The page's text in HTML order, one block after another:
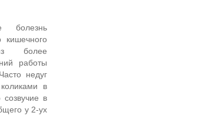
болезнь
кишечного
более
работы
недуг
в
созвучие в
у 2-ух